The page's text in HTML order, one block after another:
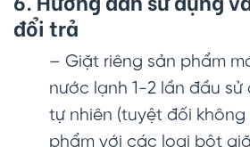
đổi trả
– Giặt riêng sản phẩm
nước lạnh 1-2 lần đầu
tự nhiên (tuyệt đối không
phẩm với các loại bột